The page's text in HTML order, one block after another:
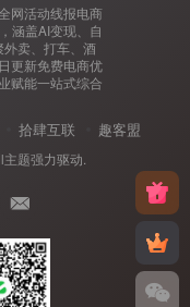
网活动线报电商
涵盖AI变现、自
卖、打车、酒
更新免费电商优
赋能一站式综合
拾肆互联 趣客盟
主题强力驱动.